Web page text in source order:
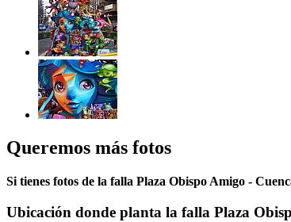
Queremos más fotos
Si tienes fotos de la falla Plaza Obispo Amigo -
Ubicación donde planta la falla Plaza